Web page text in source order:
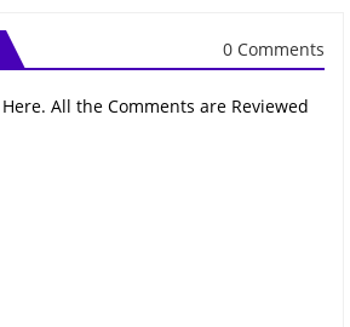
0 Comments
All the Comments are Reviewed